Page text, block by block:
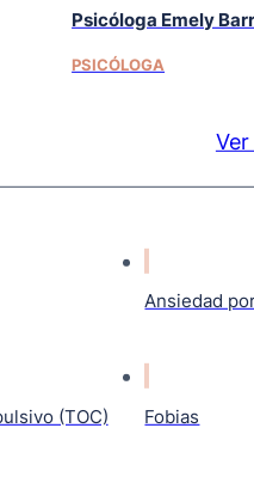
Psicóloga Emely
PSICÓLOGA
Ansiedad
(TOC) Fobias